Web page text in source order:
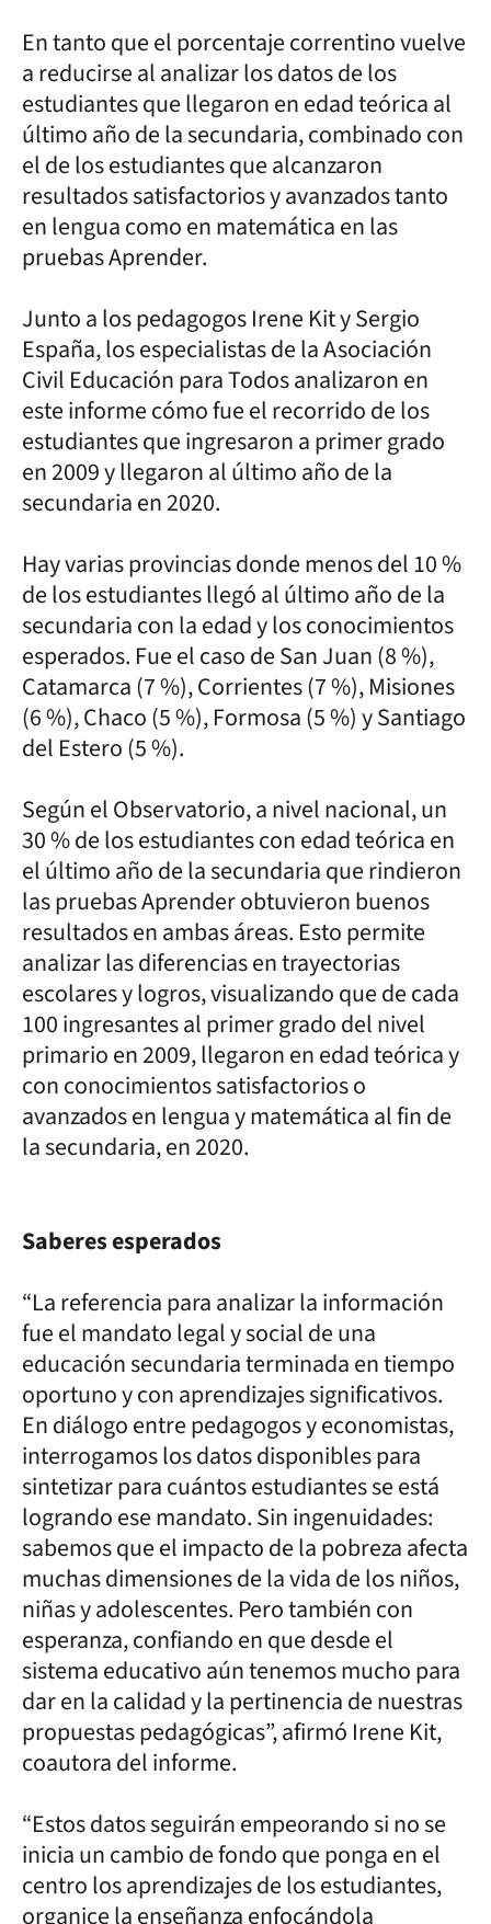
En tanto que el porcentaje correntino vuelve
a reducirse al analizar los datos de los
estudiantes que llegaron en edad teórica al
último año de la secundaria, combinado con
el de los estudiantes que alcanzaron
resultados satisfactorios y avanzados tanto
en lengua como en matemática en las
pruebas Aprender.
Junto a los pedagogos Irene Kit y Sergio
España, los especialistas de la Asociación
Civil Educación para Todos analizaron en
este informe cómo fue el recorrido de los
estudiantes que ingresaron a primer grado
en 2009 y llegaron al último año de la
secundaria en 2020.
Hay varias provincias donde menos del 10 %
de los estudiantes llegó al último año de la
secundaria con la edad y los conocimientos
esperados. Fue el caso de San Juan (8 %),
Catamarca (7 %), Corrientes (7 %), Misiones
(6 %), Chaco (5 %), Formosa (5 %) y Santiago
del Estero (5 %).
Según el Observatorio, a nivel nacional, un
30 % de los estudiantes con edad teórica en
el último año de la secundaria que rindieron
las pruebas Aprender obtuvieron buenos
resultados en ambas áreas. Esto permite
analizar las diferencias en trayectorias
escolares y logros, visualizando que de cada
100 ingresantes al primer grado del nivel
primario en 2009, llegaron en edad teórica y
con conocimientos satisfactorios o
avanzados en lengua y matemática al fin de
la secundaria, en 2020.
Saberes esperados
“La referencia para analizar la información
fue el mandato legal y social de una
educación secundaria terminada en tiempo
oportuno y con aprendizajes significativos.
En diálogo entre pedagogos y economistas,
interrogamos los datos disponibles para
sintetizar para cuántos estudiantes se está
logrando ese mandato. Sin ingenuidades:
sabemos que el impacto de la pobreza afecta
muchas dimensiones de la vida de los niños,
niñas y adolescentes. Pero también con
esperanza, confiando en que desde el
sistema educativo aún tenemos mucho para
dar en la calidad y la pertinencia de nuestras
propuestas pedagógicas”, afirmó Irene Kit,
coautora del informe.
“Estos datos seguirán empeorando si no se
inicia un cambio de fondo que ponga en el
centro los aprendizajes de los estudiantes,
organice la enseñanza enfocándola